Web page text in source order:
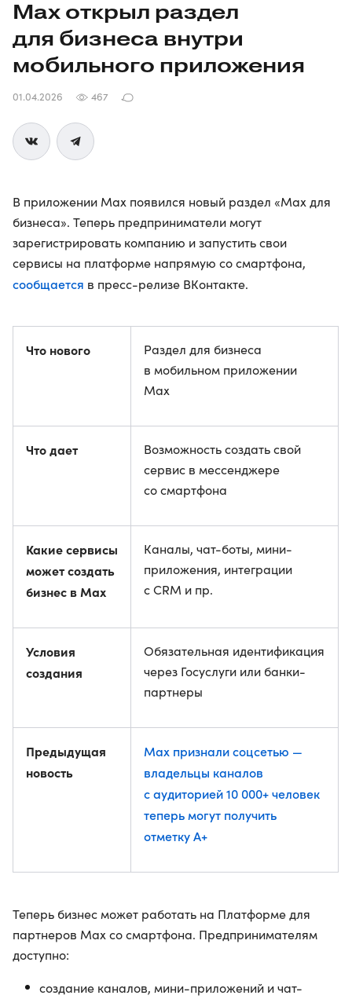
Max открыл раздел
для бизнеса внутри
мобильного приложения
01.04.2026 467
В приложении Max появился новый раздел «Max для
бизнеса». Теперь предприниматели могут
зарегистрировать компанию и запустить свои
сервисы на платформе напрямую со смартфона,
сообщается в пресс-релизе ВКонтакте.
Что нового
Раздел для бизнеса
в мобильном приложении
Max
Что дает
Возможность создать свой
сервис в мессенджере
со смартфона
Какие сервисы
может создать
бизнес в Мах
Каналы, чат-боты, мини-
приложения, интеграции
с CRM и пр.
Условия
создания
Обязательная идентификация
через Госуслуги или банки-
партнеры
Предыдущая
новость
Max признали соцсетью —
владельцы каналов
с аудиторией 10 000+ человек
теперь могут получить
отметку A+
Теперь бизнес может работать на Платформе для
партнеров Мах со смартфона. Предпринимателям
доступно:
создание каналов, мини-приложений и чат-